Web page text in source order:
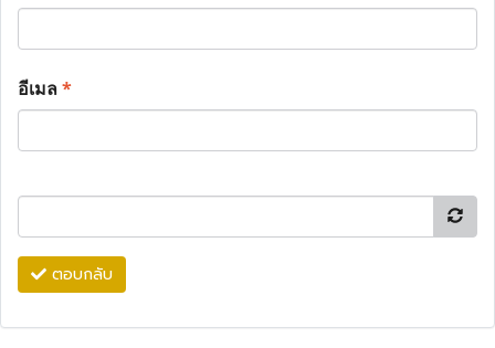
อีเมล*
ตอบกลับ